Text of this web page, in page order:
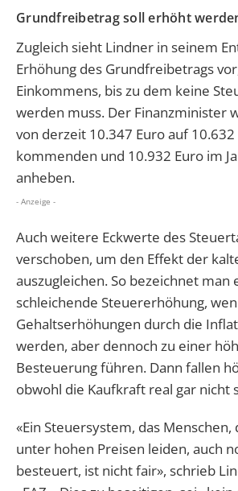
Grundfreibetrag soll erhöht
Zugleich sieht Lindner in seinem
Erhöhung des Grundfreibetrags
Einkommens, bis zu dem keine
werden muss. Der Finanzminister
von derzeit 10.347 Euro auf 10.632
kommenden und 10.932 Euro im
anheben.
- Anzeige -
Auch weitere Eckwerte des
verschoben, um den Effekt der
auszugleichen. So bezeichnet man
schleichende Steuererhöhung,
Gehaltserhöhungen durch die
werden, aber dennoch zu einer
Besteuerung führen. Dann fallen
obwohl die Kaufkraft real gar nicht
«Ein Steuersystem, das Menschen,
unter hohen Preisen leiden, auch
besteuert, ist nicht fair», schrieb